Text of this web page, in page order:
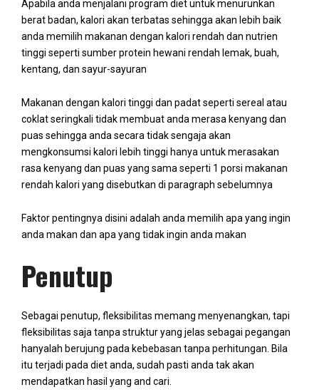
Apabila anda menjalani program diet untuk menurunkan
berat badan, kalori akan terbatas sehingga akan lebih baik
anda memilih makanan dengan kalori rendah dan nutrien
tinggi seperti sumber protein hewani rendah lemak, buah,
kentang, dan sayur-sayuran
Makanan dengan kalori tinggi dan padat seperti sereal atau
coklat seringkali tidak membuat anda merasa kenyang dan
puas sehingga anda secara tidak sengaja akan
mengkonsumsi kalori lebih tinggi hanya untuk merasakan
rasa kenyang dan puas yang sama seperti 1 porsi makanan
rendah kalori yang disebutkan di paragraph sebelumnya
Faktor pentingnya disini adalah anda memilih apa yang ingin
anda makan dan apa yang tidak ingin anda makan
Penutup
Sebagai penutup, fleksibilitas memang menyenangkan, tapi
fleksibilitas saja tanpa struktur yang jelas sebagai pegangan
hanyalah berujung pada kebebasan tanpa perhitungan. Bila
itu terjadi pada diet anda, sudah pasti anda tak akan
mendapatkan hasil yang and cari.